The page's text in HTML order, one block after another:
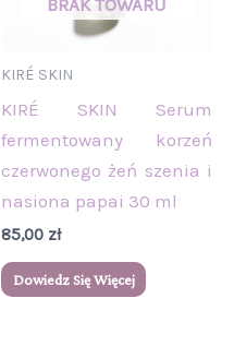
KIRÉ SKIN
KIRÉ SKIN Serum
fermentowany korzeń
czerwonego żeń szenia i
nasiona papai 30 ml
85,00 zł
Dowiedz Się Więcej